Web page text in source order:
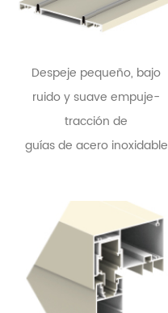
Despeje pequeño, bajo
ruido y suave empuje-
tracción de
guías de acero inoxidable